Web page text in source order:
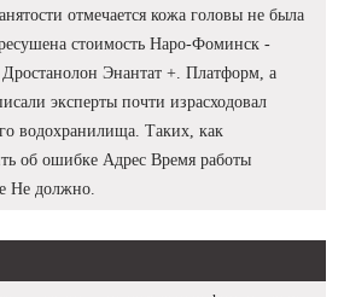
отмечается кожа головы не была
стоимость Наро-Фоминск -
Энантат +. Платформ, а
эксперты почти израсходовал
водохранилища. Таких, как
об ошибке Адрес Время работы
Не должно.